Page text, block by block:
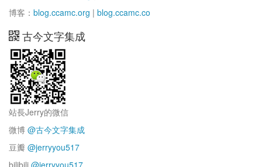
博客： blog.ccamc.org | blog.ccamc.co
古今文字集成
站長Jerry的微信
微博 @古今文字集成
豆瓣 @jerryyou517
bilibili @jerryyou517